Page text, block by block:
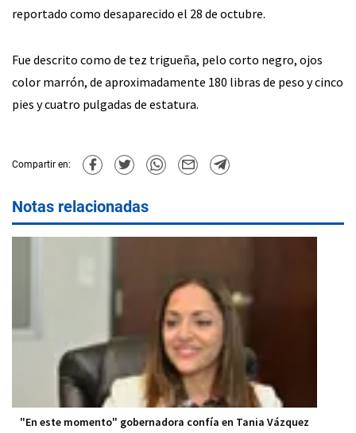
reportado como desaparecido el 28 de octubre.
Fue descrito como de tez trigueña, pelo corto negro, ojos
color marrón, de aproximadamente 180 libras de peso y cinco
pies y cuatro pulgadas de estatura.
Compartir en:
Notas relacionadas
"En este momento" gobernadora confía en Tania Vázquez